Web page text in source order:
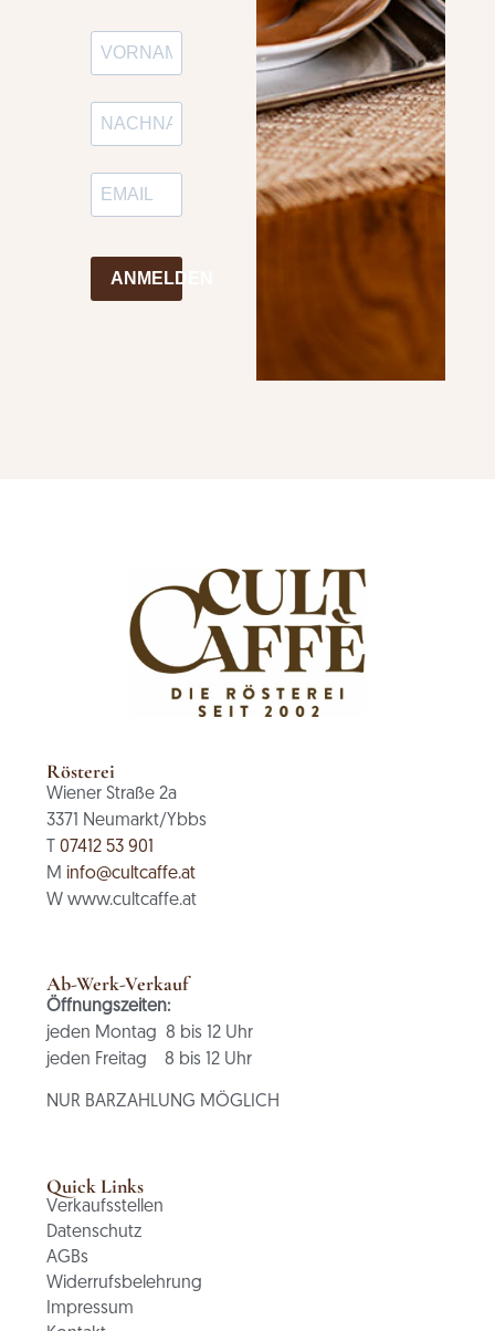
ANMELDEN
Rösterei
Wiener Straße 2a
3371 Neumarkt/Ybbs
T07412 53 901
M info@cultcaffe.at
W www.cultcaffe.at
Ab-Werk-Verkauf
Öffnungszeiten:
jeden Montag 8 bis 12 Uhr
jeden Freitag 8 bis 12 Uhr
NUR BARZAHLUNG MÖGLICH
Quick Links
Verkaufsstellen
Datenschutz
AGBs
Widerrufsbelehrung
Impressum